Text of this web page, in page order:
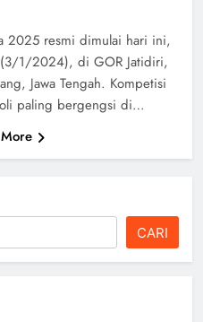
2025 resmi dimulai hari ini,
(3/1/2024), di GOR Jatidiri,
Jawa Tengah. Kompetisi
paling bergengsi di…
CARI